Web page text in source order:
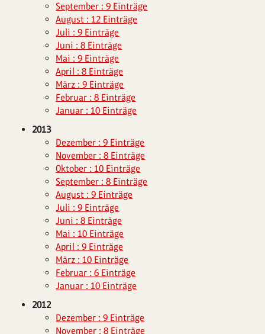
September : 9 Einträge
August : 12 Einträge
Juli : 9 Einträge
Juni : 8 Einträge
Mai : 9 Einträge
April : 8 Einträge
März : 9 Einträge
Februar : 8 Einträge
Januar : 10 Einträge
2013
Dezember : 9 Einträge
November : 8 Einträge
Oktober : 10 Einträge
September : 8 Einträge
August : 9 Einträge
Juli : 9 Einträge
Juni : 8 Einträge
Mai : 10 Einträge
April : 9 Einträge
März : 10 Einträge
Februar : 6 Einträge
Januar : 10 Einträge
2012
Dezember : 9 Einträge
November : 8 Einträge